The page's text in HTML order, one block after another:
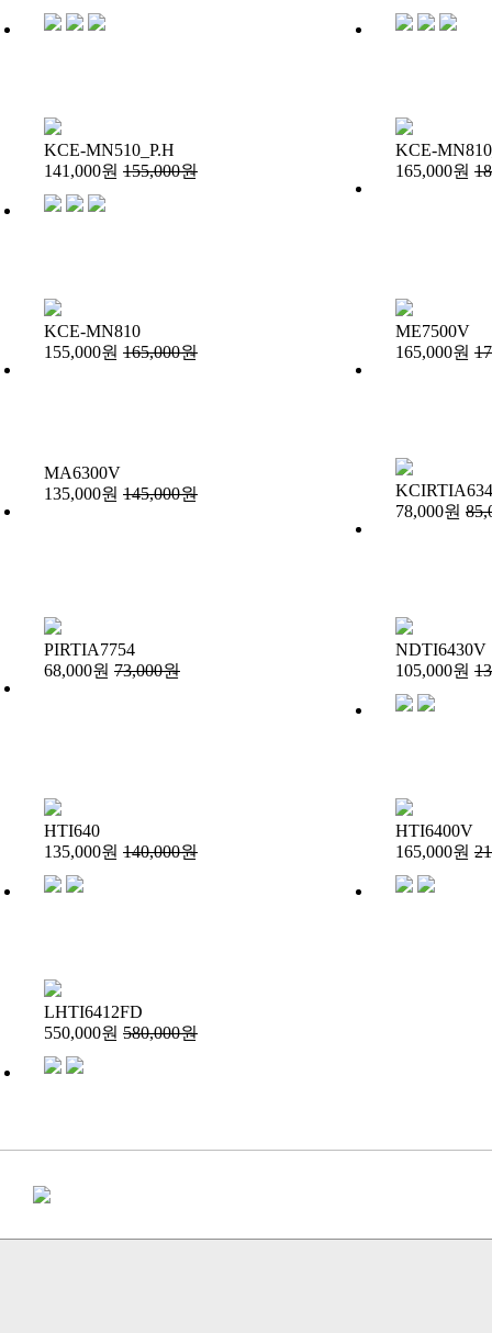
KCE-MN510_P.H
141,000원 155,000원
KCE-
165,000원
KCE-MN810
155,000원 165,000원
ME7500V
165,000원
MA6300V
135,000원 145,000원
78,000원
PIRTIA7754
68,000원 73,000원
NDTI6430V
105,000원
HTI640
135,000원 140,000원
HTI6400V
165,000원
LHTI6412FD
550,000원 580,000원